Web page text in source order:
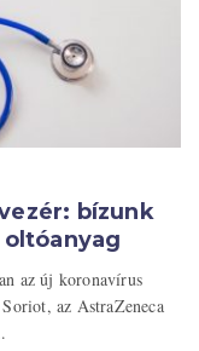
bízunk
az új koronavírus
az AstraZeneca